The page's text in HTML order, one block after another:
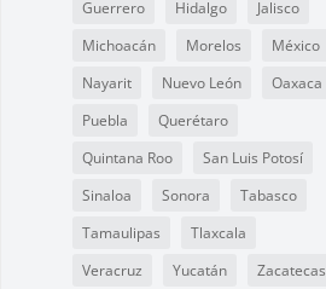
Guerrero
Hidalgo
Jalisco
Michoacán
Morelos
México
Nayarit
Nuevo León
Oaxaca
Puebla
Querétaro
Quintana Roo
San Luis Potosí
Sinaloa
Sonora
Tabasco
Tamaulipas
Tlaxcala
Veracruz
Yucatán Zacatecas